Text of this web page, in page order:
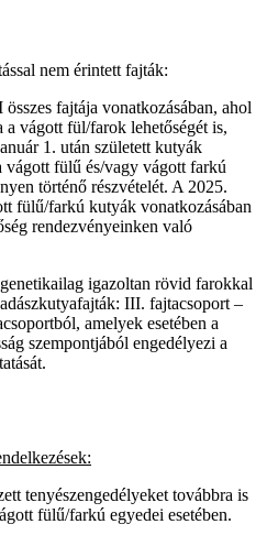
nem érintett fajták:
fajtája vonatkozásában, ahol
a vágott fül/farok lehetőségét is,
1. után született kutyák
vágott fülű és/vagy vágott farkú
történő részvételét. A 2025.
fülű/farkú kutyák vonatkozásában
rendezvényeinken való
igazoltan rövid farokkal
III. fajtacsoport –
amelyek esetében a
szempontjából engedélyezi a
tenyészengedélyeket továbbra is
fülű/farkú egyedei esetében.